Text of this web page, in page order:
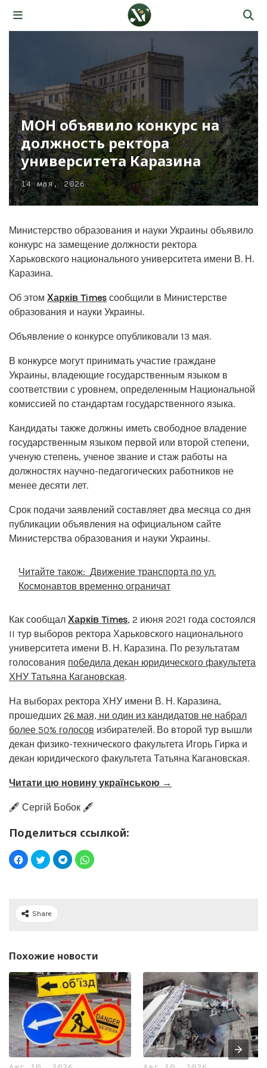
МОН объявило конкурс на
должность ректора
университета Каразина
14 мая, 2026
Министерство образования и науки Украины объявило
конкурс на замещение должности ректора
Харьковского национального университета имени В. Н.
Каразина.
Об этом Харків Times сообщили в Министерстве
образования и науки Украины.
Объявление о конкурсе опубликовали 13 мая.
В конкурсе могут принимать участие граждане
Украины, владеющие государственным языком в
соответствии с уровнем, определенным Национальной
комиссией по стандартам государственного языка.
Кандидаты также должны иметь свободное владение
государственным языком первой или второй степени,
ученую степень, ученое звание и стаж работы на
должностях научно-педагогических работников не
менее десяти лет.
Срок подачи заявлений составляет два месяца со дня
публикации объявления на официальном сайте
Министерства образования и науки Украины.
Читайте також: Движение транспорта по ул.
Космонавтов временно ограничат
Как сообщал Харків Times, 2 июня 2021 года состоялся
II тур выборов ректора Харьковского национального
университета имени В. Н. Каразина. По результатам
голосования победила декан юридического факультета
ХНУ Татьяна Кагановская.
На выборах ректора ХНУ имени В. Н. Каразина,
прошедших 26 мая, ни один из кандидатов не набрал
более 50% голосов избирателей. Во второй тур вышли
декан физико-технического факультета Игорь Гирка и
декан юридического факультета Татьяна Кагановская.
Читати цю новину українською →
🖋️ Сергій Бобок 🖋️
Поделиться ссылкой:
Share
Похожие новости